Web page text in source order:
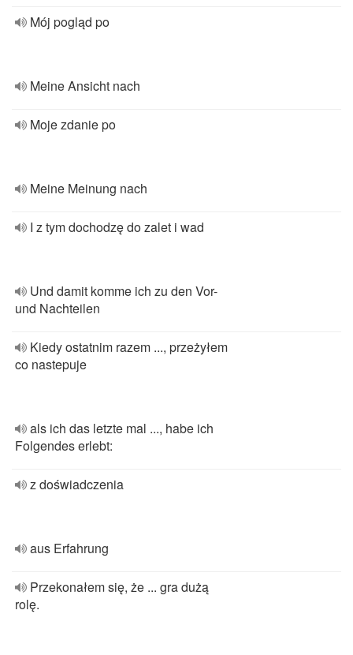
Mój pogląd po
Meine Ansicht nach
Moje zdanie po
Meine Meinung nach
I z tym dochodzę do zalet i wad
Und damit komme ich zu den Vor-
und Nachteilen
Kiedy ostatnim razem ..., przeżyłem
co nastepuje
als ich das letzte mal ..., habe ich
Folgendes erlebt:
z doświadczenia
aus Erfahrung
Przekonałem się, że ... gra dużą
rolę.